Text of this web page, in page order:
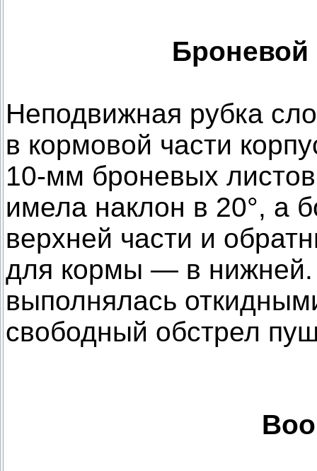
Броневой
Неподвижная рубка
в кормовой части
10-мм броневых
имела наклон в 20°, а
верхней части и
для кормы — в нижней.
выполнялась
свободный обстрел